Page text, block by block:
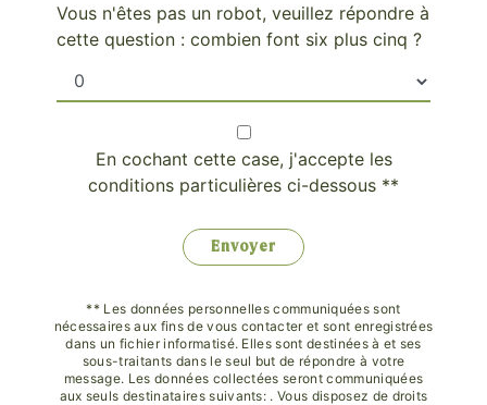
Vous n'êtes pas un robot, veuillez répondre à
cette question : combien font six plus cinq ?
En cochant cette case, j'accepte les
conditions particulières ci-dessous **
Envoyer
** Les données personnelles communiquées sont
nécessaires aux fins de vous contacter et sont enregistrées
dans un fichier informatisé. Elles sont destinées à et ses
sous-traitants dans le seul but de répondre à votre
message. Les données collectées seront communiquées
aux seuls destinataires suivants: . Vous disposez de droits